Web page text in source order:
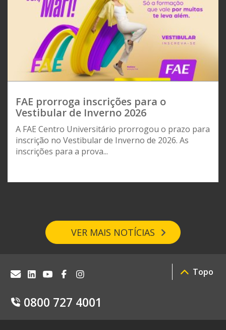
FAE prorroga inscrições para o
Vestibular de Inverno 2026
A FAE Centro Universitário prorrogou o prazo para
inscrição no Vestibular de Inverno de 2026. As
inscrições para a prova...
VER MAIS NOTÍCIAS
0800 727 4001
Topo